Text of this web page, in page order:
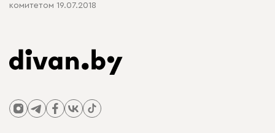
комитетом 19.07.2018